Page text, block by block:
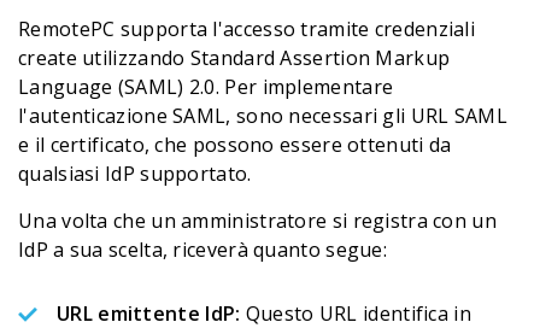
RemotePC supporta l'accesso tramite credenziali
create utilizzando Standard Assertion Markup
Language (SAML) 2.0. Per implementare
l'autenticazione SAML, sono necessari gli URL SAML
e il certificato, che possono essere ottenuti da
qualsiasi IdP supportato.
Una volta che un amministratore si registra con un
IdP a sua scelta, riceverà quanto segue:
URL emittente IdP: Questo URL identifica in